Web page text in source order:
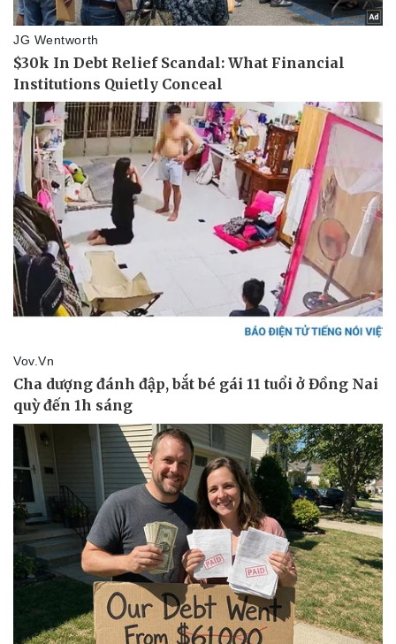
Pháp luật
Vụ án
Tin nóng
Tư vấn luật
Quân sự - Quốc phòng
Vũ khí
Việt Nam
Phân tích